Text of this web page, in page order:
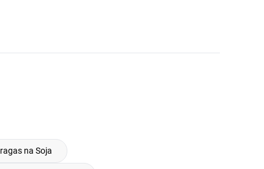
na Soja